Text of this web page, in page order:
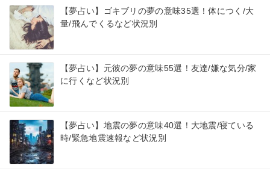
【夢占い】ゴキブリの夢の意味35選！体につく/大
量/飛んでくるなど状況別
【夢占い】元彼の夢の意味55選！友達/嫌な気分/家
に行くなど状況別
【夢占い】地震の夢の意味40選！大地震/寝ている
時/緊急地震速報など状況別